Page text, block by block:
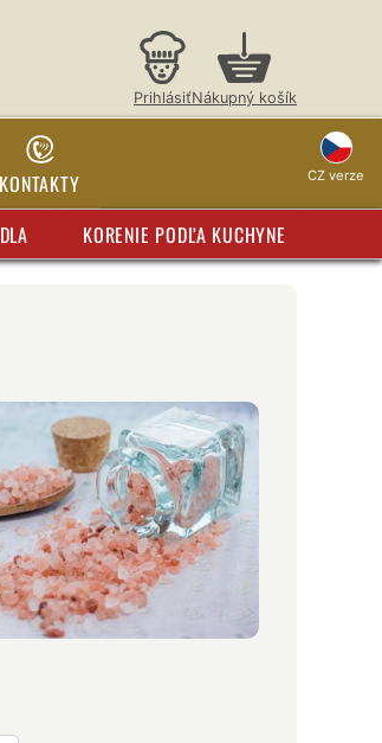
PrihlásiťNákupný košík
KONTAKTY CZ verze
KORENIE PODĽA KUCHYNE